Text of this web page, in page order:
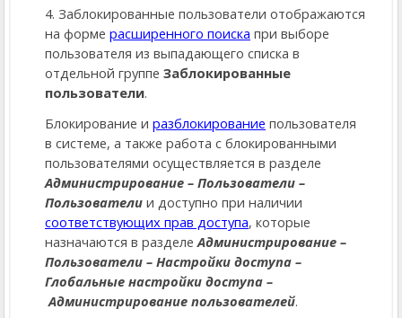
4. Заблокированные пользователи отображаются
на форме расширенного поиска при выборе
пользователя из выпадающего списка в
отдельной группе Заблокированные
пользователи.
Блокирование и разблокирование пользователя
в системе, а также работа с блокированными
пользователями осуществляется в разделе
Администрирование – Пользователи –
Пользователи и доступно при наличии
соответствующих прав доступа, которые
назначаются в разделеАдминистрирование –
Пользователи – Настройки доступа –
Глобальные настройки доступа –
Администрирование пользователей.